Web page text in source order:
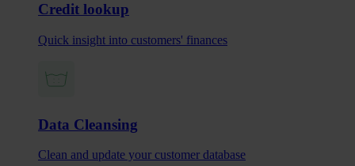
Credit lookup
Quick insight into customers' finances
Data Cleansing
Clean and update your customer database